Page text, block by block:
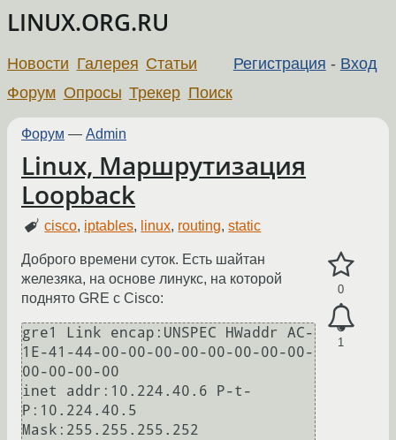
LINUX.ORG.RU
Регистрация - Вход
Новости Галерея Статьи
Форум Опросы Трекер Поиск
Форум — Admin
Linux, Маршрутизация
Loopback
cisco, iptables, linux, routing,static
0
1
Доброго времени суток. Есть шайтан
железяка, на основе линукс, на которой
поднято GRE с Cisco:
gre1 Link encap:UNSPEC HWaddr AC-
1E-41-44-00-00-00-00-00-00-00-00-
00-00-00-00
inet addr:10.224.40.6 P-t-
P:10.224.40.5
Mask:255.255.255.252